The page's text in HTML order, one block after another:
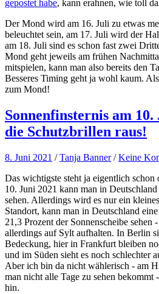
gepostet habe, kann erahnen, wie toll
Der Mond wird am 16. Juli zu etwas
beleuchtet sein, am 17. Juli wird der
am 18. Juli sind es schon fast zwei
Mond geht jeweils am frühen
mitspielen, kann man also bereits den
Besseres Timing geht ja wohl kaum.
zum Mond!
Sonnenfinsternis am
die Schutzbrillen raus!
8. Juni 2021 /Tanja Banner /Keine
Das wichtigste steht ja eigentlich
10. Juni 2021 kann man in
sehen. Allerdings wird es nur ein
Standort, kann man in Deutschland
21,3 Prozent der Sonnenscheibe sehen
allerdings auf Sylt aufhalten. In Berlin
Bedeckung, hier in Frankfurt bleiben
und im Süden sieht es noch schlechter
Aber ich bin da nicht wählerisch - am
man nicht alle Tage zu sehen bekommt
hin.